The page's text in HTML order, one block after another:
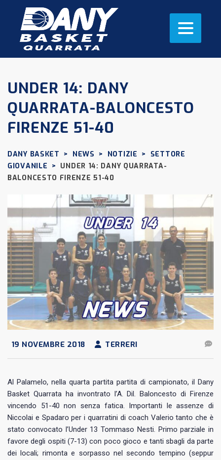
UNDER 14: DANY
QUARRATA-BALONCESTO
FIRENZE 51-40
DANY BASKET > NEWS > NOTIZIE >
SETTORE
GIOVANILE > UNDER 14: DANY QUARRATA-
BALONCESTO FIRENZE 51-40
19 NOVEMBRE 2018 TERRERI
Al Palamelo, nella quarta partita partita di campionato, il Dany
Basket Quarrata ha invontrato l’A. Dil. Baloncesto di Firenze
vincendo 51-40 non senza fatica. Importanti le assenze di
Niccolai e Spadaro per i quarratini di coach Valerio tanto che è
stato convocato l’Under 13 Tommaso Nesti. Primo parziale in
favore degli ospiti (7-13) con poco gioco e tanti sbagli da parte
dei locali; rimonta e sorpasso nel secondo tempino (seppur